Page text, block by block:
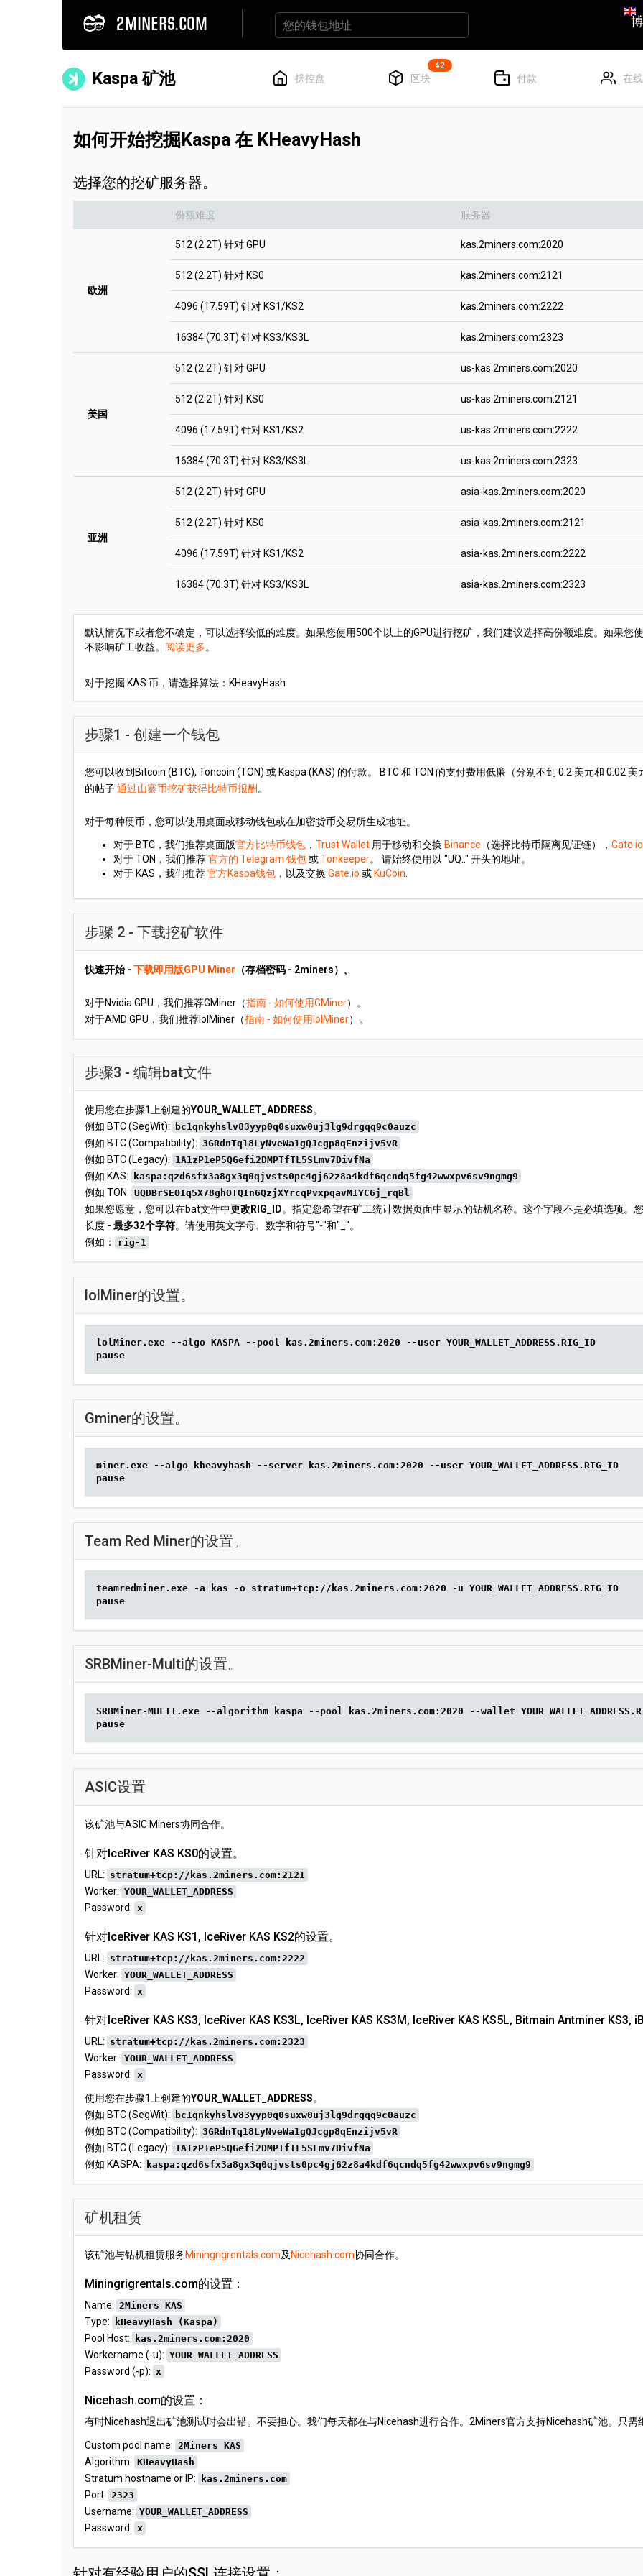
2MINERS.COM
Kaspa 矿池 操控盘 区块
42
付款 在
如何开始挖掘Kaspa 在 KHeavyHash
选择您的挖矿服务器。
份额难度 服务器
欧洲
512 (2.2T) 针对 GPU kas.2miners.com:2020
512 (2.2T) 针对 KS0 kas.2miners.com:2121
4096 (17.59T) 针对 KS1/KS2 kas.2miners.com:2222
16384 (70.3T) 针对 KS3/KS3L kas.2miners.com:2323
美国
512 (2.2T) 针对 GPU us-kas.2miners.com:2020
512 (2.2T) 针对 KS0 us-kas.2miners.com:2121
4096 (17.59T) 针对 KS1/KS2 us-kas.2miners.com:2222
16384 (70.3T) 针对 KS3/KS3L us-kas.2miners.com:2323
亚洲
512 (2.2T) 针对 GPU asia-kas.2miners.com:2020
512 (2.2T) 针对 KS0 asia-kas.2miners.com:2121
4096 (17.59T) 针对 KS1/KS2 asia-kas.2miners.com:2222
16384 (70.3T) 针对 KS3/KS3L asia-kas.2miners.com:2323
默认情况下或者您不确定，可以选择较低的难度。如果您使用500个以上的GPU进行挖矿，我们建议选择高份额难度。如果您
不影响矿工收益。 阅读更多。
对于挖掘 KAS 币，请选择算法：KHeavyHash
步骤1 - 创建一个钱包
您可以收到Bitcoin (BTC), Toncoin (TON) 或 Kaspa (KAS) 的付款。 BTC 和 TON 的支付费用低廉（分别不到 0.2 美元和 0.02
的帖子通过山寨币挖矿获得比特币报酬 。
对于每种硬币，您可以使用桌面或移动钱包或在加密货币交易所生成地址。
对于 BTC，我们推荐桌面版官方比特币钱包 ， Trust Wallet 用于移动和交换 Binance （选择比特币隔离见证链）， Gate.io
对于 TON，我们推荐官方的 Telegram 钱包或Tonkeeper。 请始终使用以 "UQ.." 开头的地址。
对于 KAS，我们推荐官方Kaspa钱包 ，以及交换 Gate.io 或 KuCoin
步骤 2 - 下载挖矿软件
快速开始 - 下载即用版GPU Miner （存档密码 - 2miners）。
对于Nvidia GPU，我们推荐GMiner（指南 - 如何使用GMiner）。
对于AMD GPU，我们推荐lolMiner（指南 - 如何使用lolMiner）。
步骤3 - 编辑bat文件
使用您在步骤1上创建的YOUR_WALLET_ADDRESS。
例如 BTC (SegWit):
bc1qnkyhslv83yyp0q0suxw0uj3lg9drgqq9c0auzc
例如 BTC (Compatibility): 3GRdnTq18LyNveWa1gQJcgp8qEnzijv5vR
例如 BTC (Legacy): 1A1zP1eP5QGefi2DMPTfTL5SLmv7DivfNa
例如 KAS: kaspa:qzd6sfx3a8gx3q0qjvsts0pc4gj62z8a4kdf6qcndq5fg42wwxpv6sv9ngmg9
例如 TON: UQDBrSEOIq5X78ghOTQIn6QzjXYrcqPvxpqavMIYC6j_rqBl
如果您愿意，您可以在bat文件中更改RIG_ID。指定您希望在矿工统计数据页面中显示的钻机名称。这个字段不是必填选项。
长度 - 最多32个字符。请使用英文字母、数字和符号"-"和"_"。
例如：
rig-1
lolMiner的设置。
lolMiner.exe --algo KASPA --pool kas.2miners.com:2020 --user YOUR_WALLET_ADDRESS.RIG_ID
pause
Gminer的设置。
miner.exe --algo kheavyhash --server kas.2miners.com:2020 --user YOUR_WALLET_ADDRESS.RIG_ID
pause
Team Red Miner的设置。
teamredminer.exe -a kas -o stratum+tcp://kas.2miners.com:2020 -u YOUR_WALLET_ADDRESS.RIG_ID
pause
SRBMiner-Multi的设置。
SRBMiner-MULTI.exe --algorithm kaspa --pool kas.2miners.com:2020 --wallet
pause
ASIC设置
该矿池与ASIC Miners协同合作。
针对IceRiver KAS KS0的设置。
URL: stratum+tcp://kas.2miners.com:2121
Worker: YOUR_WALLET_ADDRESS
Password: x
针对IceRiver KAS KS1, IceRiver KAS KS2的设置。
URL: stratum+tcp://kas.2miners.com:2222
Worker: YOUR_WALLET_ADDRESS
Password: x
针对IceRiver KAS KS3, IceRiver KAS KS3L, IceRiver KAS KS3M, IceRiver KAS KS5L, Bitmain Antminer KS3,
URL: stratum+tcp://kas.2miners.com:2323
Worker: YOUR_WALLET_ADDRESS
Password: x
使用您在步骤1上创建的YOUR_WALLET_ADDRESS。
例如 BTC (SegWit):
bc1qnkyhslv83yyp0q0suxw0uj3lg9drgqq9c0auzc
例如 BTC (Compatibility): 3GRdnTq18LyNveWa1gQJcgp8qEnzijv5vR
例如 BTC (Legacy): 1A1zP1eP5QGefi2DMPTfTL5SLmv7DivfNa
例如 KASPA: kaspa:qzd6sfx3a8gx3q0qjvsts0pc4gj62z8a4kdf6qcndq5fg42wwxpv6sv9ngmg9
矿机租赁
该矿池与钻机租赁服务Miningrigrentals.com及 Nicehash.com协同合作。
Miningrigrentals.com的设置：
Name: 2Miners KAS
Type: kHeavyHash (Kaspa)
Pool Host: kas.2miners.com:2020
Workername (-u): YOUR_WALLET_ADDRESS
Password (-p): x
Nicehash.com的设置：
有时Nicehash退出矿池测试时会出错。不要担心。我们每天都在与Nicehash进行合作。2Miners官方支持Nicehash矿池。只需
Custom pool name: 2Miners KAS
Algorithm: KHeavyHash
Stratum hostname or IP: kas.2miners.com
Port: 2323
Username: YOUR_WALLET_ADDRESS
Password: x